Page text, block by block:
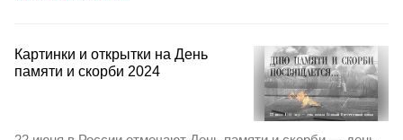
Картинки и открытки на День
памяти и скорби 2024